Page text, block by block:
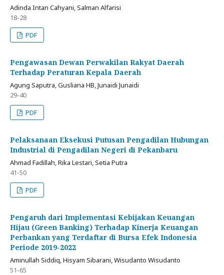
Adinda Intan Cahyani, Salman Alfarisi
18-28
PDF
Pengawasan Dewan Perwakilan Rakyat Daerah
Terhadap Peraturan Kepala Daerah
Agung Saputra, Gusliana HB, Junaidi Junaidi
29-40
PDF
Pelaksanaan Eksekusi Putusan Pengadilan Hubungan
Industrial di Pengadilan Negeri di Pekanbaru
Ahmad Fadillah, Rika Lestari, Setia Putra
41-50
PDF
Pengaruh dari Implementasi Kebijakan Keuangan
Hijau (Green Banking) Terhadap Kinerja Keuangan
Perbankan yang Terdaftar di Bursa Efek Indonesia
Periode 2019-2022
Aminullah Siddiq, Hisyam Sibarani, Wisudanto Wisudanto
51-65